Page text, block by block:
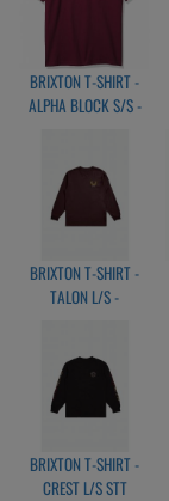
BRIXTON T-SHIRT -
ALPHA BLOCK S/S -
BRIXTON T-SHIRT -
TALON L/S -
BRIXTON T-SHIRT -
CREST L/S STT